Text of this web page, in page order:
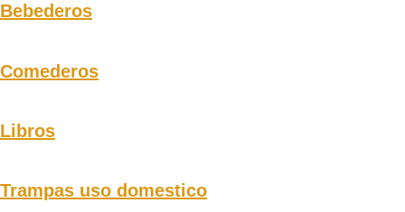
Bebederos
Comederos
Libros
Trampas uso domestico